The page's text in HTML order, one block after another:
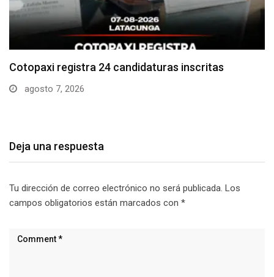
Parque Nacional Cotopaxi espera alta afluencia de
visitantes…
Deja una respuesta
Tu dirección de correo electrónico no será publicada. Los
campos obligatorios están marcados con *